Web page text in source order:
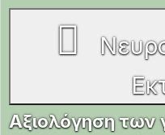
Αξιολόγηση των